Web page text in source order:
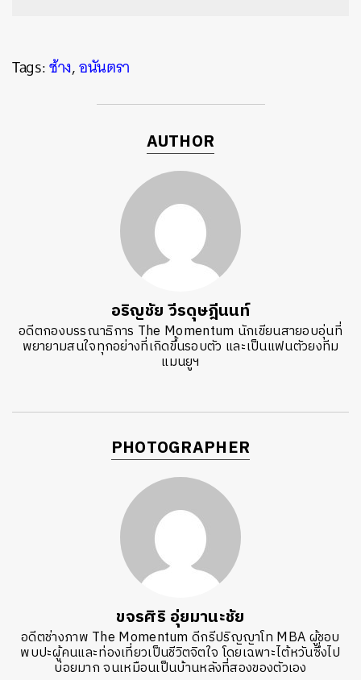
Tags:ช้าง,อนันตรา
AUTHOR
อริญชัย วีรดุษฎีนนท์
อดีตกองบรรณาธิการ The Momentum นักเขียนสายอบอุ่นที่
พยายามสนใจทุกอย่างที่เกิดขึ้นรอบตัว และเป็นแฟนตัวยงทีม
แมนยูฯ
PHOTOGRAPHER
ขจรศิริ อุ่ยมานะชัย
อดีตช่างภาพ The Momentum ดีกรีปริญญาโท MBA ผู้ชอบ
พบปะผู้คนและท่องเที่ยวเป็นชีวิตจิตใจ โดยเฉพาะไต้หวันซึ่งไป
บ่อยมาก จนเหมือนเป็นบ้านหลังที่สองของตัวเอง